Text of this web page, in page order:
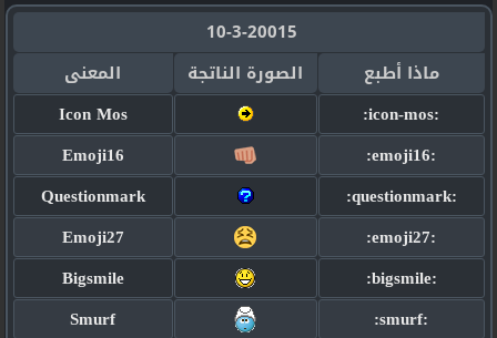
10-3-20015
ماذا أطبع
الصورة الناتجة
المعنى
:icon-mos:
Icon Mos
:emoji16:
Emoji16
:questionmark:
Questionmark
:emoji27:
Emoji27
:bigsmile:
Bigsmile
:smurf:
Smurf